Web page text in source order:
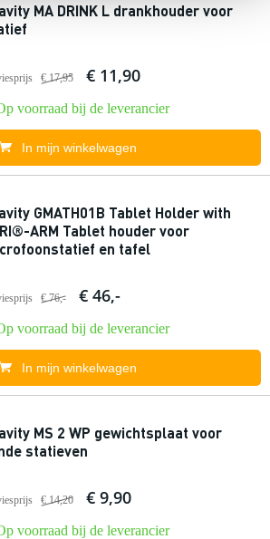
MA DRINK L drankhouder voor
€ 17,95 € 11,90
voorraad bij de leverancier
In mijn winkelwagen
GMATH01B Tablet Holder with
ARM Tablet houder voor
en tafel
€ 76,- € 46,-
voorraad bij de leverancier
In mijn winkelwagen
MS 2 WP gewichtsplaat voor
statieven
€ 14,20 € 9,90
voorraad bij de leverancier